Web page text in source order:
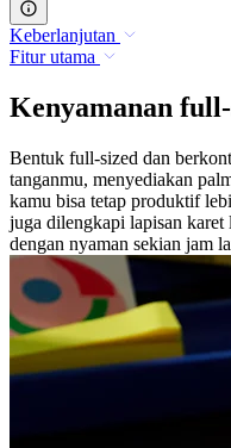
Keberlanjutan
Fitur utama
Kenyamanan
Bentuk full-sized dan
tanganmu, menyediakan
kamu bisa tetap produktif
juga dilengkapi lapisan karet
dengan nyaman sekian jam